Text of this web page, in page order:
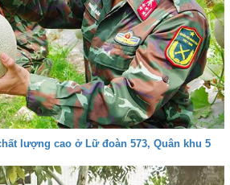
lượng cao ở Lữ đoàn 573, Quân khu 5